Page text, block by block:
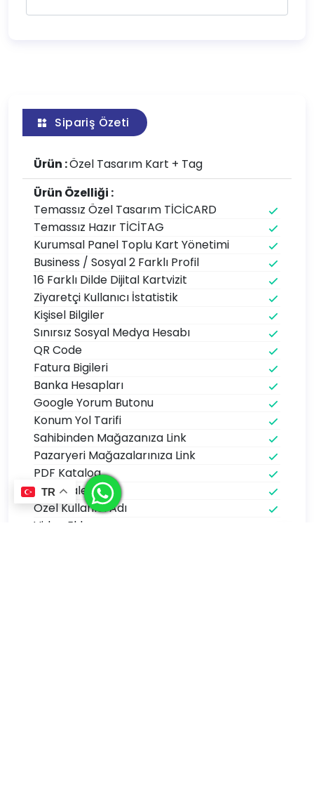
Sipariş Özeti
Ürün :Özel Tasarım Kart + Tag
Ürün Özelliği :
Temassız Özel Tasarım TİCİCARD
Temassız Hazır TİCİTAG
Kurumsal Panel Toplu Kart Yönetimi
Business / Sosyal 2 Farklı Profil
16 Farklı Dilde Dijital Kartvizit
Ziyaretçi Kullanıcı İstatistik
Kişisel Bilgiler
Sınırsız Sosyal Medya Hesabı
QR Code
Fatura Bigileri
Banka Hesapları
Google Yorum Butonu
Konum Yol Tarifi
Sahibinden Mağazanıza Link
Pazaryeri Mağazalarınıza Link
PDF Katalog
Foto Galeri
Özel Kullanıcı Adı
Video Ekleme
TR